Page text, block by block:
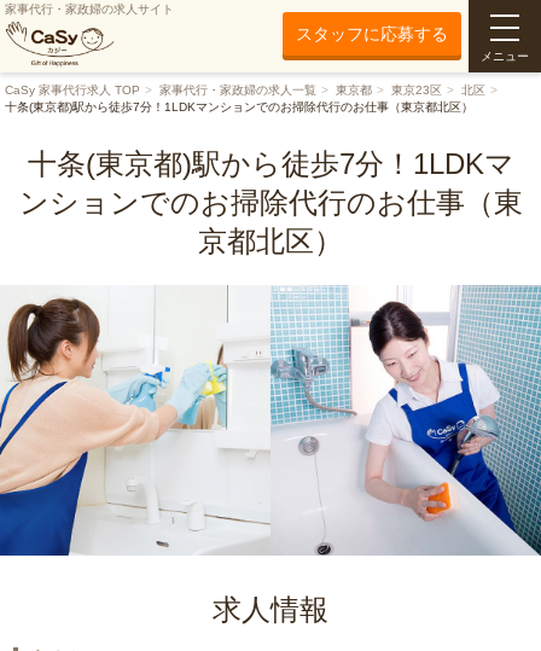
家事代行・家政婦の求人サイト
スタッフに応募する
メニュー
CaSy 家事代行求人 TOP 家事代行・家政婦の求人一覧 東京都 東京23区
北区
十条(東京都)駅から徒歩7分！1LDKマンションでのお掃除代行のお仕事（東京都北区）
十条(東京都)駅から徒歩7分！1LDKマ
ンションでのお掃除代行のお仕事（東
京都北区）
求人情報